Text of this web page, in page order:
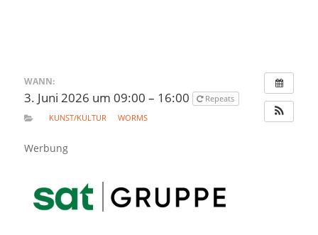
WANN:
3. Juni 2026 um 09:00 – 16:00
Repeats
KUNST/KULTUR
WORMS
Werbung